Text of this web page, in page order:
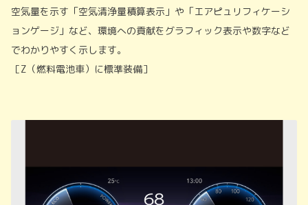
空気量を示す「空気清浄量積算表示」や「エアピュリフィケーシ
ョンゲージ」など、環境への貢献をグラフィック表示や数字など
でわかりやすく示します。
［Z（燃料電池車）に標準装備］